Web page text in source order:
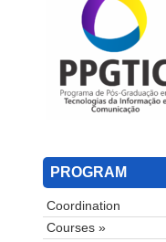
PROGRAM
Coordination
Courses »